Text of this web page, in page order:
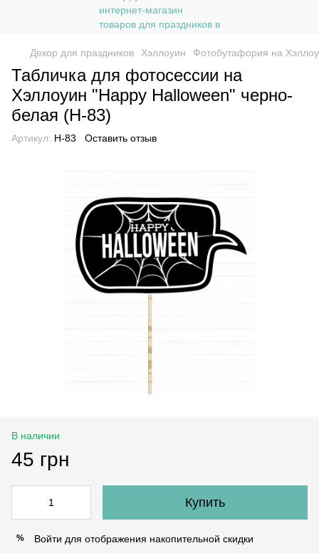
Декор для праздников Хэллоуин Фотобутафория на
Табличка для фотосессии на
Хэллоуин "Happy Halloween" черно-
белая (H-83)
Артикул: H-83 Оставить отзыв
В наличии
45 грн
Купить
% Войти для отображения накопительной скидки